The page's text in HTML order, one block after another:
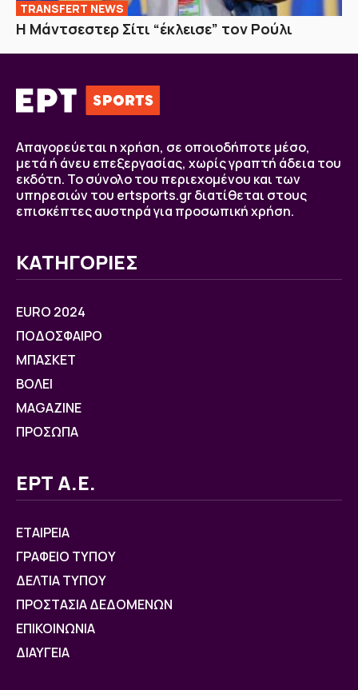
TRANSFERT NEWS
Η Μάντσεστερ Σίτι “έκλεισε” τον Ρούλι
Απαγορεύεται η χρήση, σε οποιοδήποτε μέσο,
μετά ή άνευ επεξεργασίας, χωρίς γραπτή άδεια του
εκδότη. Το σύνολο του περιεχομένου και των
υπηρεσιών του ertsports.gr διατίθεται στους
επισκέπτες αυστηρά για προσωπική χρήση.
ΚΑΤΗΓΟΡΙΕΣ
EURO 2024
ΠΟΔΟΣΦΑΙΡΟ
ΜΠΑΣΚΕΤ
ΒOΛΕΙ
MAGAZINE
ΠΡΟΣΩΠΑ
ΕΡΤ Α.Ε.
ΕΤΑΙΡΕΙΑ
ΓΡΑΦΕΙΟ ΤΥΠΟΥ
ΔΕΛΤΙΑ ΤΥΠΟΥ
ΠΡΟΣΤΑΣΙΑ ΔΕΔΟΜΕΝΩΝ
ΕΠΙΚΟΙΝΩΝΙΑ
ΔΙΑΥΓΕΙΑ